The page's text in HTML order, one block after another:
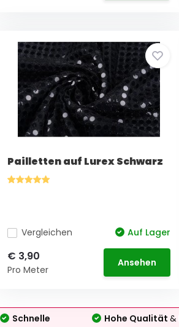
Pailletten auf Lurex Schwarz
Vergleichen Auf Lager
€ 3,90
Pro Meter
Ansehen
Schnelle
Hohe Qualität&